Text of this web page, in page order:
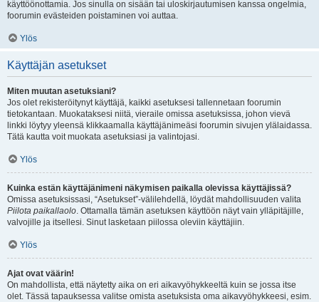
käyttöönottamia. Jos sinulla on sisään tai uloskirjautumisen kanssa ongelmia,
foorumin evästeiden poistaminen voi auttaa.
Ylös
Käyttäjän asetukset
Miten muutan asetuksiani?
Jos olet rekisteröitynyt käyttäjä, kaikki asetuksesi tallennetaan foorumin
tietokantaan. Muokataksesi niitä, vieraile omissa asetuksissa, johon vievä
linkki löytyy yleensä klikkaamalla käyttäjänimeäsi foorumin sivujen ylälaidassa.
Tätä kautta voit muokata asetuksiasi ja valintojasi.
Ylös
Kuinka estän käyttäjänimeni näkymisen paikalla olevissa käyttäjissä?
Omissa asetuksissasi, “Asetukset”-välilehdellä, löydät mahdollisuuden valita
Piilota paikallaolo. Ottamalla tämän asetuksen käyttöön näyt vain ylläpitäjille,
valvojille ja itsellesi. Sinut lasketaan piilossa oleviin käyttäjiin.
Ylös
Ajat ovat väärin!
On mahdollista, että näytetty aika on eri aikavyöhykkeeltä kuin se jossa itse
olet. Tässä tapauksessa valitse omista asetuksista oma aikavyöhykkeesi, esim.